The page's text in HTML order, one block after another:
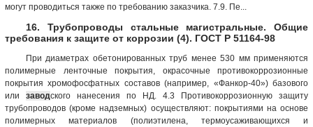
могут проводиться также по требованию заказчика. 7.9. Пе...
16. Трубопроводы стальные магистральные. Общие
требования к защите от коррозии (4). ГОСТ Р 51164-98
При диаметрах обетонированных труб менее 530 мм применяются
полимерные ленточные покрытия, окрасочные противокоррозионные
покрытия хромофосфатных составов (например, «Фанкор-40») базового
или заводского нанесения по НД. 4.3 Противокоррозионную защиту
трубопроводов (кроме надземных) осуществляют: покрытиями на основе
полимерных материалов (полиэтилена, термоусаживающихся и